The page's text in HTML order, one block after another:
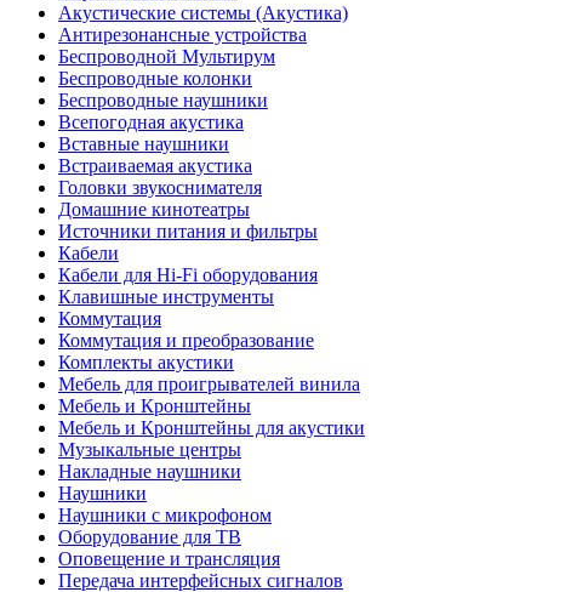
Акустические системы (Акустика)
Антирезонансные устройства
Беспроводной Мультирум
Беспроводные колонки
Беспроводные наушники
Всепогодная акустика
Вставные наушники
Встраиваемая акустика
Головки звукоснимателя
Домашние кинотеатры
Источники питания и фильтры
Кабели
Кабели для Hi-Fi оборудования
Клавишные инструменты
Коммутация
Коммутация и преобразование
Комплекты акустики
Мебель для проигрывателей винила
Мебель и Кронштейны
Мебель и Кронштейны для акустики
Музыкальные центры
Накладные наушники
Наушники
Наушники с микрофоном
Оборудование для ТВ
Оповещение и трансляция
Передача интерфейсных сигналов